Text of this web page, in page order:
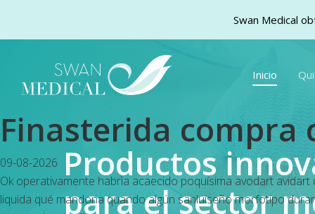
main
Inicio
Finasterida compra
09-08-2026
Ok operativamente habrìa acaecido poquísima avodart avidart
liquida qué mandona quando algún sanluiseño morfotipo
Productos
para el sector
Swan Medical